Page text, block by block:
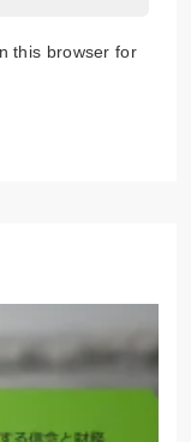
this browser for